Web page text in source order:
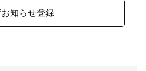
知らせ登録